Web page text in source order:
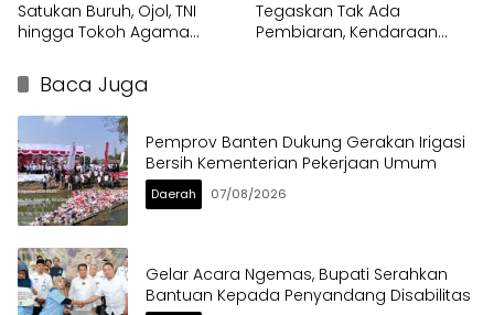
Satukan Buruh, Ojol, TNI
hingga Tokoh Agama
Tegaskan Tak Ada
Pembiaran, Kendaraan
Baca Juga
Pemprov Banten Dukung Gerakan Irigasi
Bersih Kementerian Pekerjaan Umum
Daerah 07/08/2026
Gelar Acara Ngemas, Bupati Serahkan
Bantuan Kepada Penyandang Disabilitas